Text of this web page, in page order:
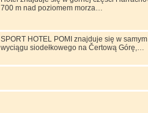
700 m nad poziomem morza…
SPORT HOTEL POMI znajduje się w
wyciągu siodełkowego na Čertową Górę,…